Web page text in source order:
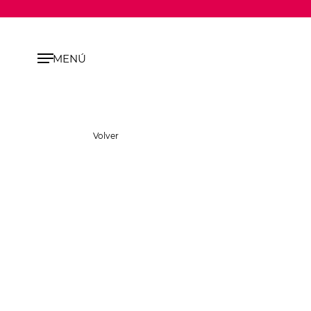
MENÚ
Volver